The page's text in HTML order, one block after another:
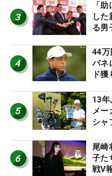
3
「
し
る男
4
44万
バネ
ド
5
13年
メ
シャ
6
尾崎
子た
戦V